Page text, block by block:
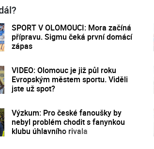
SPORT V OLOMOUCI: Mora začíná
přípravu. Sigmu čeká první domácí
zápas
VIDEO: Olomouc je již půl roku
Evropským městem sportu. Viděli
jste už spot?
Výzkum: Pro české fanoušky by
nebyl problém chodit s fanynkou
klubu úhlavního rivala